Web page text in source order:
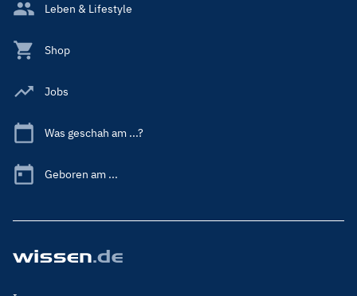
Leben & Lifestyle
Shop
Jobs
Was geschah am ...?
Geboren am ...